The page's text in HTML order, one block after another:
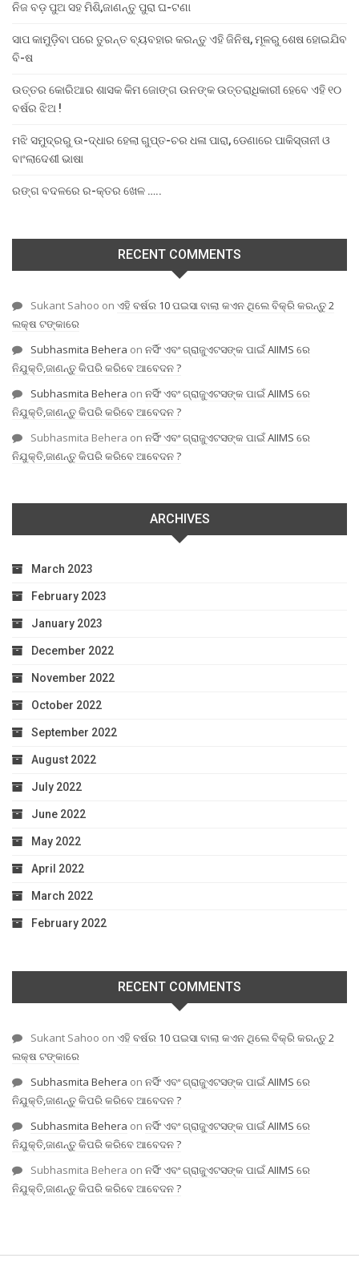
ନିଜ ବଡ଼ ପୁଅ ସହ ମିଶି,ଜାଣନ୍ତୁ ପୁରା ଘ-ଟଣା
ସାପ କାମୁଡ଼ିବା ପରେ ତୁରନ୍ତ ବ୍ୟବହାର କରନ୍ତୁ ଏହି ଜିନିଷ, ମୂଳରୁ ଶେଷ ହୋଇଯିବ
ବି-ଷ
ଉତ୍ତର କୋରିଆର ଶାସକ କିମ ଜୋଙ୍ଗ ଉନଙ୍କ ଉତ୍ତରାଧିକାରୀ ହେବେ ଏହି ୧୦
ବର୍ଷର ଝିଅ !
ମଝି ସମୁଦ୍ରରୁ ଉ-ଦ୍ଧାର ହେଲା ଗୁପ୍ତ-ଚର ଧଳା ପାରା, ଡେଣାରେ ପାକିସ୍ତାନୀ ଓ
ବାଂଲାଦେଶୀ ଭାଷା
ରଙ୍ଗ ବଦଳରେ ର-କ୍ତର ଖେଳ …..
RECENT COMMENTS
Sukant Sahoo on ଏହି ବର୍ଷର 10 ପଇସା ବାଲା କଏନ ଥିଲେ ବିକ୍ରି କରନ୍ତୁ 2
ଲକ୍ଷ ଟଙ୍କାରେ
Subhasmita Behera on ନର୍ସିଂ ଏବଂ ଗ୍ରାଜୁଏଟସଙ୍କ ପାଇଁ AIIMS ରେ
ନିଯୁକ୍ତି,ଜାଣନ୍ତୁ କିପରି କରିବେ ଆବେଦନ ?
Subhasmita Behera on ନର୍ସିଂ ଏବଂ ଗ୍ରାଜୁଏଟସଙ୍କ ପାଇଁ AIIMS ରେ
ନିଯୁକ୍ତି,ଜାଣନ୍ତୁ କିପରି କରିବେ ଆବେଦନ ?
Subhasmita Behera on ନର୍ସିଂ ଏବଂ ଗ୍ରାଜୁଏଟସଙ୍କ ପାଇଁ AIIMS ରେ
ନିଯୁକ୍ତି,ଜାଣନ୍ତୁ କିପରି କରିବେ ଆବେଦନ ?
ARCHIVES
March 2023
February 2023
January 2023
December 2022
November 2022
October 2022
September 2022
August 2022
July 2022
June 2022
May 2022
April 2022
March 2022
February 2022
RECENT COMMENTS
Sukant Sahoo on ଏହି ବର୍ଷର 10 ପଇସା ବାଲା କଏନ ଥିଲେ ବିକ୍ରି କରନ୍ତୁ 2
ଲକ୍ଷ ଟଙ୍କାରେ
Subhasmita Behera on ନର୍ସିଂ ଏବଂ ଗ୍ରାଜୁଏଟସଙ୍କ ପାଇଁ AIIMS ରେ
ନିଯୁକ୍ତି,ଜାଣନ୍ତୁ କିପରି କରିବେ ଆବେଦନ ?
Subhasmita Behera on ନର୍ସିଂ ଏବଂ ଗ୍ରାଜୁଏଟସଙ୍କ ପାଇଁ AIIMS ରେ
ନିଯୁକ୍ତି,ଜାଣନ୍ତୁ କିପରି କରିବେ ଆବେଦନ ?
Subhasmita Behera on ନର୍ସିଂ ଏବଂ ଗ୍ରାଜୁଏଟସଙ୍କ ପାଇଁ AIIMS ରେ
ନିଯୁକ୍ତି,ଜାଣନ୍ତୁ କିପରି କରିବେ ଆବେଦନ ?